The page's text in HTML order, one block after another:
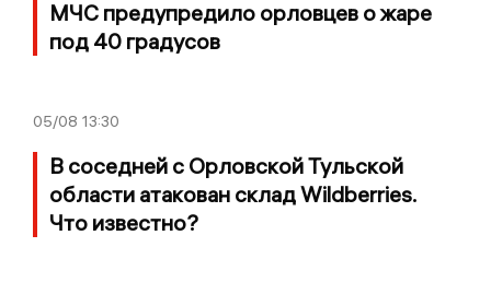
МЧС предупредило орловцев о жаре
под 40 градусов
05/08 13:30
В соседней с Орловской Тульской
области атакован склад Wildberries.
Что известно?